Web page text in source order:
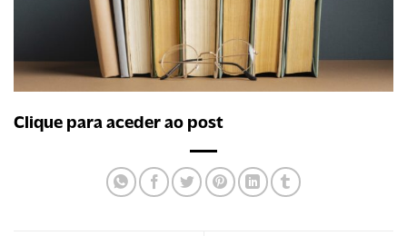
Clique para aceder ao post